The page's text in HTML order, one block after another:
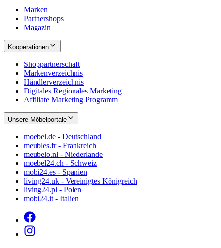
Marken
Partnershops
Magazin
Kooperationen
Shoppartnerschaft
Markenverzeichnis
Händlerverzeichnis
Digitales Regionales Marketing
Affiliate Marketing Programm
Unsere Möbelportale
moebel.de - Deutschland
meubles.fr - Frankreich
meubelo.nl - Niederlande
moebel24.ch - Schweiz
mobi24.es - Spanien
living24.uk - Vereinigtes Königreich
living24.pl - Polen
mobi24.it - Italien